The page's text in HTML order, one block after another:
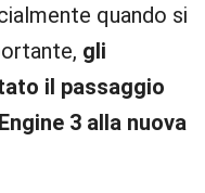
quando si
gli
il passaggio
3 alla nuova